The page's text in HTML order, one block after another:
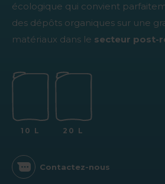
écologique qui convient
des dépôts organiques sur une
matériaux dans le secteur post-
10 L 20 L
Contactez-nous